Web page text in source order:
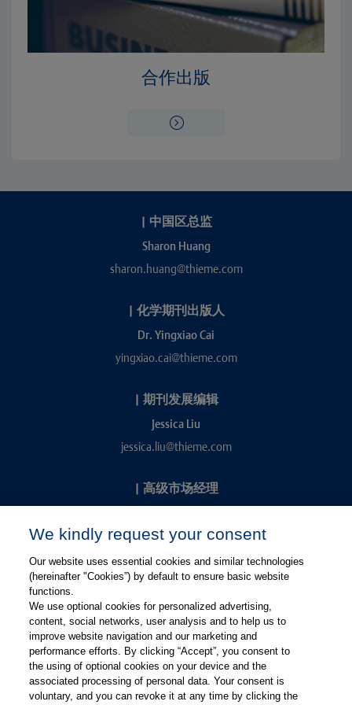
合作出版
| 中国区总监
Sharon Huang
sharon.huang@thieme.com
| 化学期刊出版人
Dr. Yingxiao Cai
yingxiao.cai@thieme.com
| 期刊发展编辑
Jessica Liu
jessica.liu@thieme.com
| 高级市场经理
kevin.chang@thieme.com
关注微博
关注微信
We kindly request your consent
Our website uses essential cookies and similar technologies
(hereinafter "Cookies”) by default to ensure basic website
functions.
We use optional cookies for personalized advertising,
content, social networks, user analysis and to help us to
improve website navigation and our marketing and
performance efforts. By clicking “Accept”, you consent to
the using of optional cookies on your device and the
associated processing of personal data. Your consent is
voluntary, and you can revoke it at any time by clicking the